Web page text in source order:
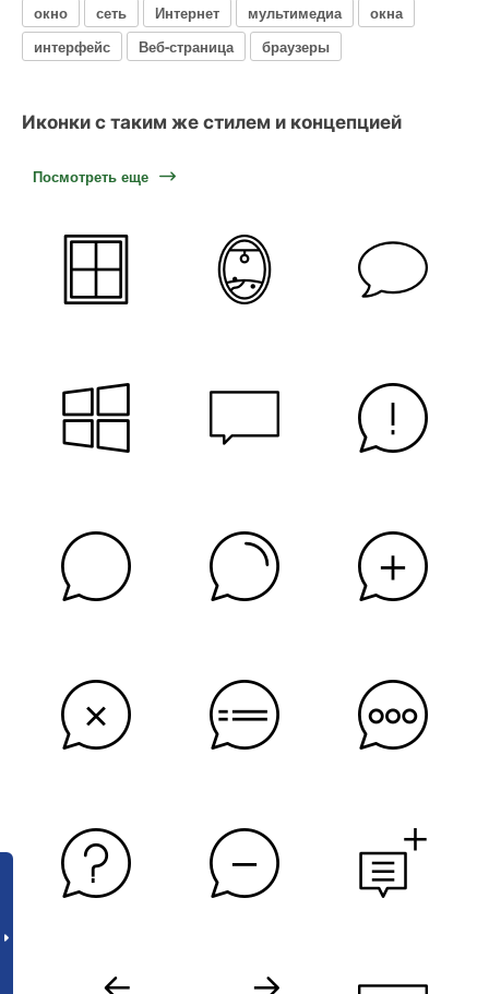
окно сеть Интернет мультимедиа
окна
интерфейс
Веб-страница браузеры
Иконки с таким же стилем и концепцией
Посмотреть еще